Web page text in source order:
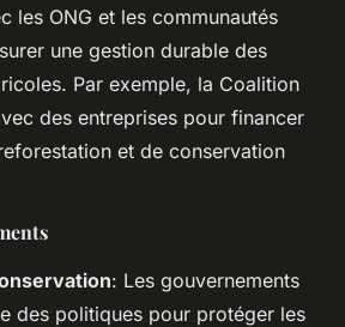
les ONG et les communautés
une gestion durable des
Par exemple, la Coalition
des entreprises pour financer
et de conservation
: Les gouvernements
des politiques pour protéger les